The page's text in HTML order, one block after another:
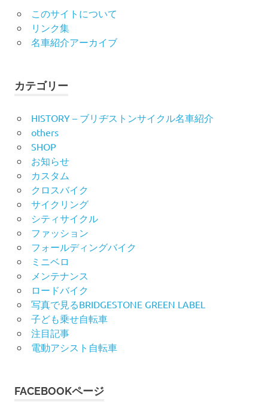
このサイトについて
リンク集
名車紹介アーカイブ
カテゴリー
HISTORY – ブリヂストンサイクル名車紹介
others
SHOP
お知らせ
カスタム
クロスバイク
サイクリング
シティサイクル
ファッション
フォールディングバイク
ミニベロ
メンテナンス
ロードバイク
写真で見るBRIDGESTONE GREEN LABEL
子ども乗せ自転車
注目記事
電動アシスト自転車
FACEBOOKページ